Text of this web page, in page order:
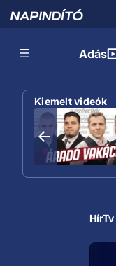
Adás
Kiemelt videók
HírTv